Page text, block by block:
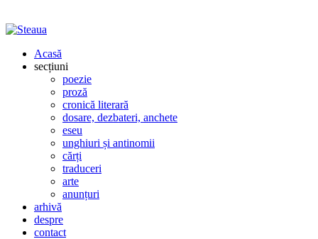
Acasă
secțiuni
poezie
proză
cronică literară
dosare, dezbateri, anchete
eseu
unghiuri și antinomii
cărți
traduceri
arte
anunțuri
arhivă
despre
contact